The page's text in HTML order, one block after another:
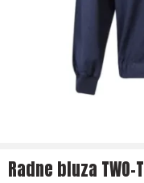
Radne bluza TWO-